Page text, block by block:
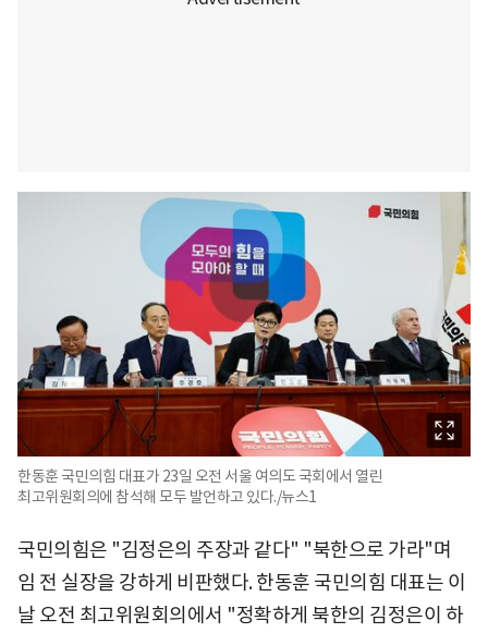
한동훈 국민의힘 대표가 23일 오전 서울 여의도 국회에서 열린
최고위원회의에 참석해 모두 발언하고 있다./뉴스1
국민의힘은 "김정은의 주장과 같다" "북한으로 가라"며
임 전 실장을 강하게 비판했다. 한동훈 국민의힘 대표는 이
날 오전 최고위원회의에서 "정확하게 북한의 김정은이 하